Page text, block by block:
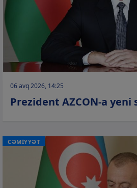
06 avq 2026, 14:25
Prezident AZCON-a
CƏMİYYƏT